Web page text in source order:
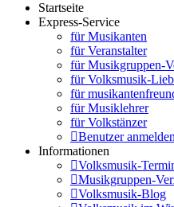
Startseite
Express-Service
für Musikanten
für Veranstalter
für Musikgruppen-
für Volksmusik-
für
für Musiklehrer
für Volkstänzer
Benutzer anmelden
Informationen
Volksmusik-
Musikgruppen-
Volksmusik-Blog